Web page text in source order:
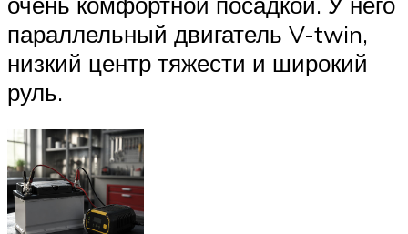
параллельный двигатель V-twin,
низкий центр тяжести и широкий
руль.